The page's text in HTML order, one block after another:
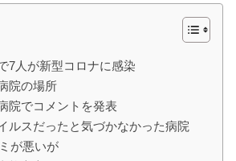
7人が新型コロナに感染
院の場所
院でコメントを発表
ルスだったと気づかなかった病院
が悪いが